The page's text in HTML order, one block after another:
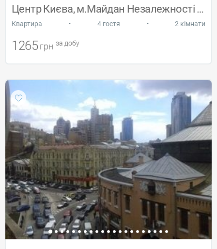
Центр Києва, м.Майдан Незалежності 2кім.
Квартира • 4 гостя • 2 кімнати
1265 грн за добу